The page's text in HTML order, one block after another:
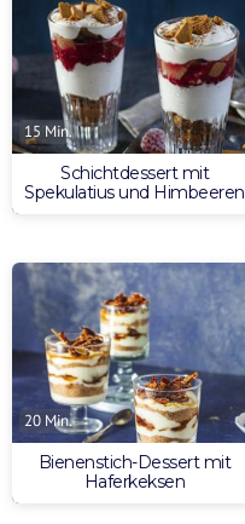
15 Min.
Schichtdessert mit
Spekulatius und Himbeeren
20 Min.
Bienenstich-Dessert mit
Haferkeksen